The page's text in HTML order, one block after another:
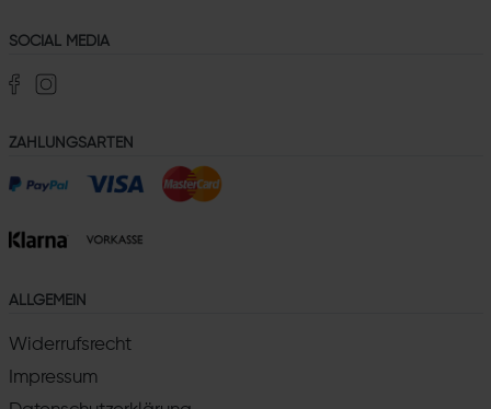
SOCIAL MEDIA
ZAHLUNGSARTEN
ALLGEMEIN
Widerrufsrecht
Impressum